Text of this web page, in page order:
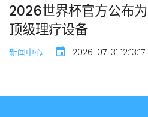
2026世界杯官方公布
顶级理疗设备
新闻中心 2026-07-31 12:13:17